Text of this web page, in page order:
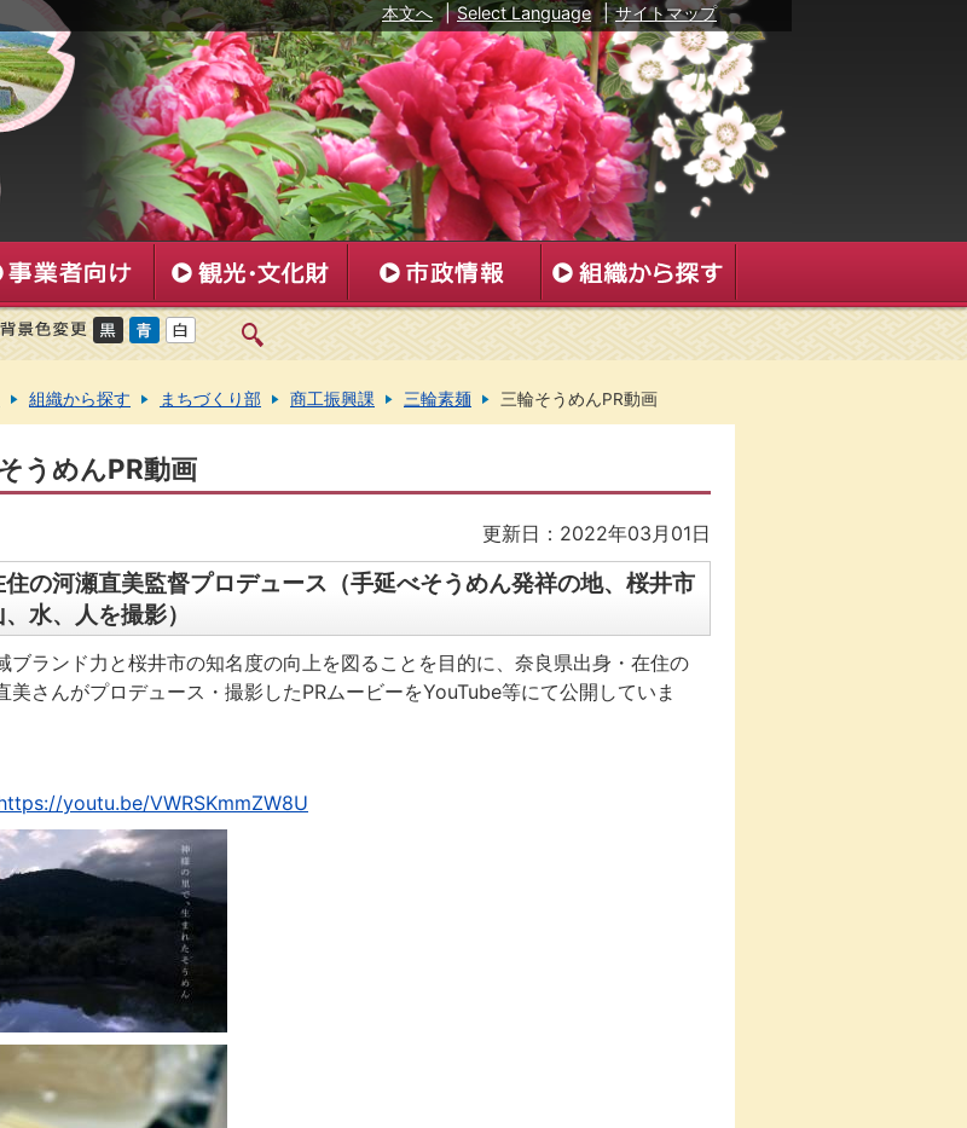
本文へ | Select Language | サイトマップ
組織から探す まちづくり部 商工振興課 三輪素麺 三輪そうめんPR動画
うめんPR動画
更新日：2022年03月01日
の河瀬直美監督プロデュース（手延べそうめん発祥の地、桜井市
水、人を撮影）
ブランド力と桜井市の知名度の向上を図ることを目的に、奈良県出身・在住の
美さんがプロデュース・撮影したPRムービーをYouTube等にて公開していま
youtu.be/VWRSKmmZW8U